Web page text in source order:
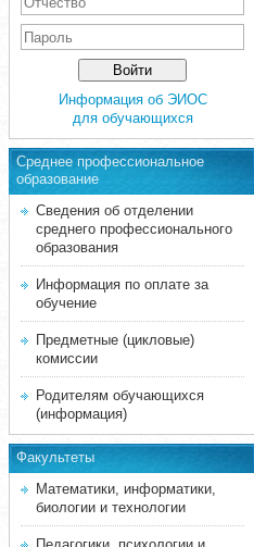
Информация об ЭИОС
для обучающихся
Среднее професcиональное
образование
Сведения об отделении
среднего профессионального
образования
Информация по оплате за
обучение
Предметные (цикловые)
комиссии
Родителям обучающихся
(информация)
Факультеты
Математики, информатики,
биологии и технологии